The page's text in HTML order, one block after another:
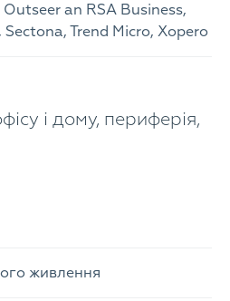
an RSA Business,
Trend Micro, Xopero
і дому, периферія,
живлення